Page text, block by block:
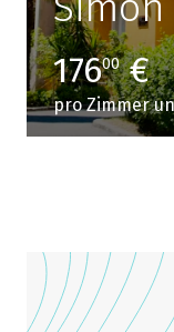
17600€
pro Zimmer